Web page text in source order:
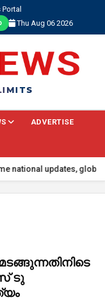
Thu Aug 06 2026
ADVERTISE
updates, global
ടു